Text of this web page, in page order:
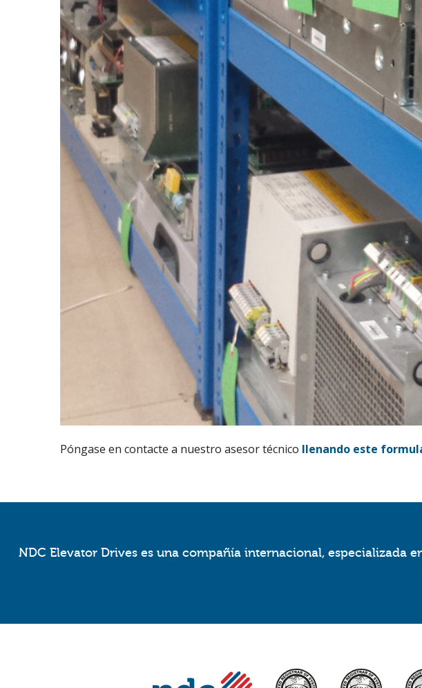
Póngase en contacte a nuestro asesor técnico llenando este
NDC Elevator Drives es una compañía internacional, especializada